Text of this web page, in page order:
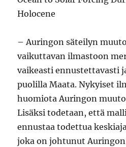
Holocene
– Auringon säteilyn
vaikuttavan ilmastoon
vaikeasti ennustettavasti
puolilla Maata. Nykyiset
huomiota Auringon
Lisäksi todetaan, että
ennustaa todettua
joka on johtunut